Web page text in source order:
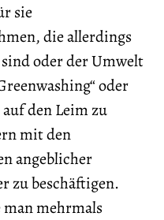
sie
die allerdings
oder der Umwelt
oder
den Leim zu
mit den
angeblicher
zu beschäftigen.
mehrmals